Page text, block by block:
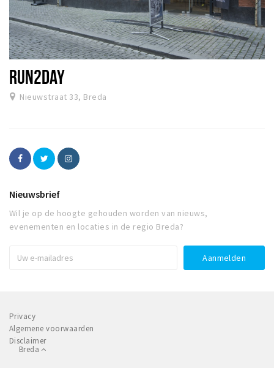
RUN2DAY
Nieuwstraat 33, Breda
Nieuwsbrief
Wil je op de hoogte gehouden worden van nieuws,
evenementen en locaties in de regio Breda?
Privacy
Algemene voorwaarden
Disclaimer
Breda